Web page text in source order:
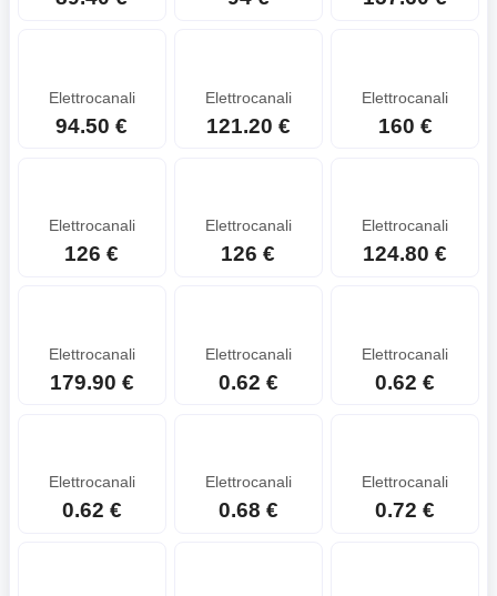
Elettrocanali
94.50 €
Elettrocanali
121.20 €
Elettrocanali
160 €
Elettrocanali
126 €
Elettrocanali
126 €
Elettrocanali
124.80 €
Elettrocanali
179.90 €
Elettrocanali
0.62 €
Elettrocanali
0.62 €
Elettrocanali
0.62 €
Elettrocanali
0.68 €
Elettrocanali
0.72 €